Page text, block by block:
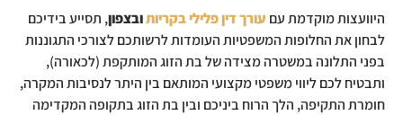
היוועצות מוקדמת עם עורך דין פלילי בקריותובצפון, תסייע בידיכם
לבחון את החלופות המשפטיות העומדות לרשותכם לצורכי התגוננות
בפני התלונה במשטרה מצידה של בת הזוג המותקפת (לכאורה),
ותבטיח לכם ליווי משפטי מקצועי המותאם בין היתר לנסיבות המקרה,
חומרת התקיפה, הלך הרוח ביניכם ובין בת הזוג בתקופה המקדימה